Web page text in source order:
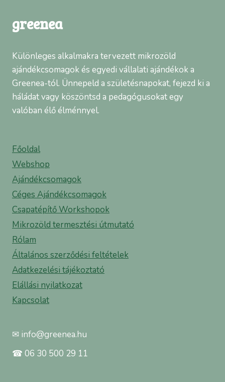
greenea
Különleges alkalmakra tervezett mikrozöld
ajándékcsomagok és egyedi vállalati ajándékok a
Greenea-tól. Ünnepeld a születésnapokat, fejezd ki a
háládat vagy köszöntsd a pedagógusokat egy
valóban élő élménnyel.
Főoldal
Webshop
Ajándékcsomagok
Céges Ajándékcsomagok
Csapatépítő Workshopok
Mikrozöld termesztési útmutató
Rólam
Általános szerződési feltételek
Adatkezelési tájékoztató
Elállási nyilatkozat
Kapcsolat
✉ info@greenea.hu
☎ 06 30 500 29 11